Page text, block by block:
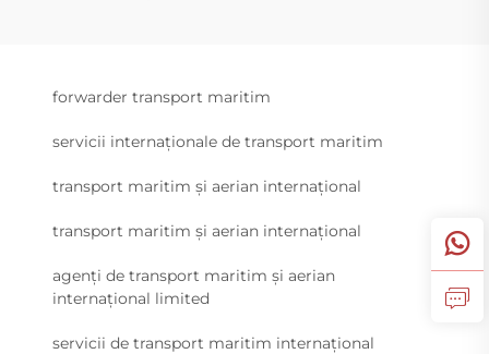
forwarder transport maritim
servicii internaționale de transport maritim
transport maritim și aerian internațional
transport maritim și aerian internațional
agenți de transport maritim și aerian
internațional limited
servicii de transport maritim internațional